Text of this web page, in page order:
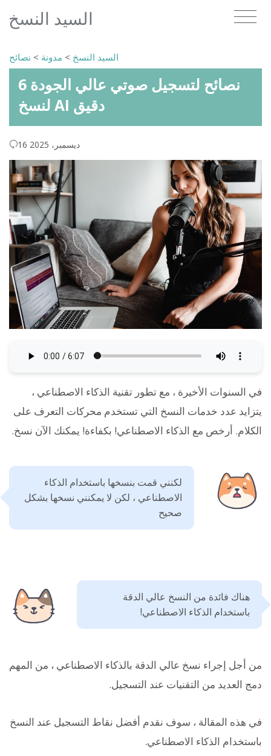
السيد النسخ
السيد النسخ > مدونة > نصائح
6 نصائح لتسجيل صوتي عالي الجودة
لنسخ AI دقيق
16 ديسمبر، 2025
في السنوات الأخيرة ، مع تطور تقنية الذكاء الاصطناعي ،
يتزايد عدد خدمات النسخ التي تستخدم محركات التعرف على
الكلام. أرخص مع الذكاء الاصطناعي! بكفاءة! يمكنك الآن نسخ.
لكنني قمت بنسخها باستخدام الذكاء
الاصطناعي ، لكن لا يمكنني نسخها بشكل
صحيح
هناك فائدة من النسخ عالي الدقة
باستخدام الذكاء الاصطناعي!
من أجل إجراء نسخ عالي الدقة بالذكاء الاصطناعي ، من المهم
دمج العديد من التقنيات عند التسجيل.
في هذه المقالة ، سوف نقدم أفضل نقاط التسجيل عند النسخ
باستخدام الذكاء الاصطناعي.